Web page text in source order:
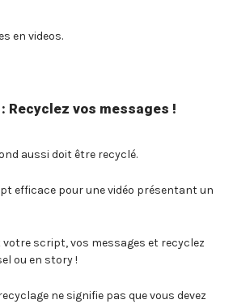
en videos.
Recyclez vos messages !
aussi doit être recyclé.
efficace pour une vidéo présentant un
votre script, vos messages et recyclez
ou en story !
ne signifie pas que vous devez